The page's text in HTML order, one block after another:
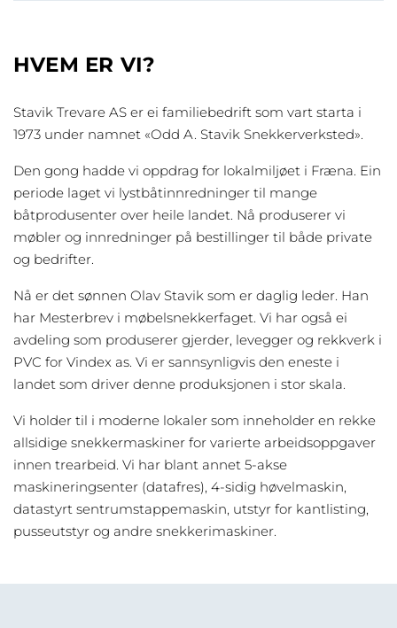
HVEM ER VI?
Stavik Trevare AS er ei familiebedrift som vart starta i
1973 under namnet «Odd A. Stavik Snekkerverksted».
Den gong hadde vi oppdrag for lokalmiljøet i Fræna. Ein
periode laget vi lystbåtinnredninger til mange
båtprodusenter over heile landet. Nå produserer vi
møbler og innredninger på bestillinger til både private
og bedrifter.
Nå er det sønnen Olav Stavik som er daglig leder. Han
har Mesterbrev i møbelsnekkerfaget. Vi har også ei
avdeling som produserer gjerder, levegger og rekkverk i
PVC for Vindex as. Vi er sannsynligvis den eneste i
landet som driver denne produksjonen i stor skala.
Vi holder til i moderne lokaler som inneholder en rekke
allsidige snekkermaskiner for varierte arbeidsoppgaver
innen trearbeid. Vi har blant annet 5-akse
maskineringsenter (datafres), 4-sidig høvelmaskin,
datastyrt sentrumstappemaskin, utstyr for kantlisting,
pusseutstyr og andre snekkerimaskiner.